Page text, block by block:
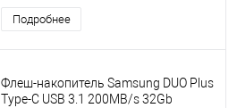
Подробнее
Флеш-накопитель Samsung DUO Plus
Type-C USB 3.1 200MB/s 32Gb